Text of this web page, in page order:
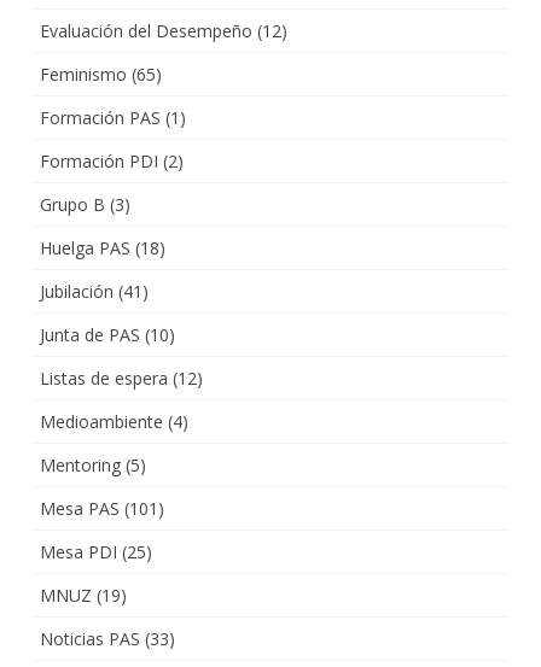
Evaluación del Desempeño (12)
Feminismo (65)
Formación PAS (1)
Formación PDI (2)
Grupo B (3)
Huelga PAS (18)
Jubilación (41)
Junta de PAS (10)
Listas de espera (12)
Medioambiente (4)
Mentoring (5)
Mesa PAS (101)
Mesa PDI (25)
MNUZ (19)
Noticias PAS (33)